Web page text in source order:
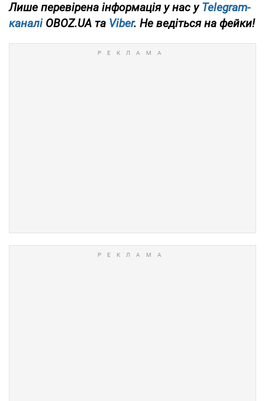
Лише перевірена інформація у нас уTelegram-
каналіOBOZ.UA та Viber. Не ведіться на фейки!